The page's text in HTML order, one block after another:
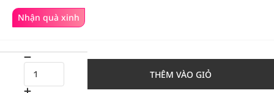
Nhận quà xinh
THÊM VÀO GIỎ